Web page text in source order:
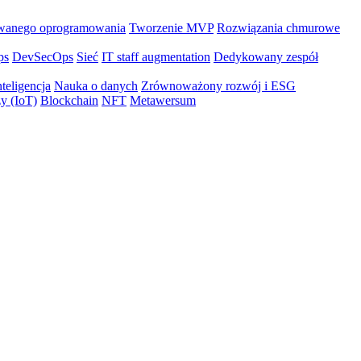
oprogramowania Tworzenie MVP Rozwiązania chmurowe
DevSecOps Sieć IT staff augmentation Dedykowany zespół
Nauka o danych Zrównoważony rozwój i ESG
(IoT) Blockchain NFT Metawersum